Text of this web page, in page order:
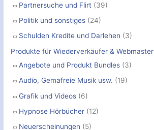
Partnersuche und Flirt (39)
Politik und sonstiges (24)
Schulden Kredite und Darlehen (3)
Produkte für Wiederverkäufer & Webmaster
Angebote und Produkt Bundles (3)
Audio, Gemafreie Musik usw. (19)
Grafik und Videos (6)
Hypnose Hörbücher (12)
Neuerscheinungen (5)